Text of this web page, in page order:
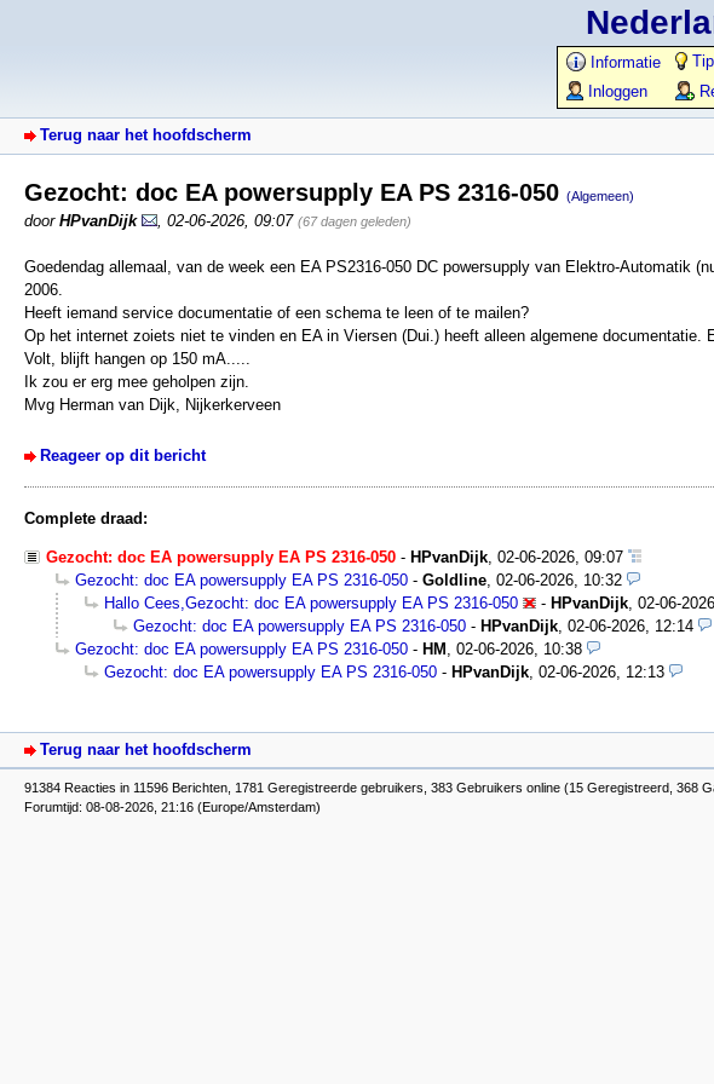
Informatie
Inloggen
Terug naar het hoofdscherm
Gezocht: doc EA powersupply EA PS 2316-050 (Algemeen)
door HPvanDijk 02-06-2026, 09:07 (67 dagen geleden)
Goedendag allemaal, van de week een EA PS2316-050 DC powersupply van Elektro-Automatik
2006.
Heeft iemand service documentatie of een schema te leen of te mailen?
Op het internet zoiets niet te vinden en EA in Viersen (Dui.) heeft alleen algemene documentatie.
Volt, blijft hangen op 150 mA.....
Ik zou er erg mee geholpen zijn.
Mvg Herman van Dijk, Nijkerkerveen
Reageer op dit bericht
Complete draad:
Gezocht: doc EA powersupply EA PS 2316-050 - HPvanDijk 02-06-2026, 09:07
Gezocht: doc EA powersupply EA PS 2316-050 - Goldline 02-06-2026, 10:32
Hallo Cees,Gezocht: doc EA powersupply EA PS 2316-050
- HPvanDijk 02-06-
Gezocht: doc EA powersupply EA PS 2316-050 - HPvanDijk 02-06-2026, 12:14
Gezocht: doc EA powersupply EA PS 2316-050 - HM
02-06-2026, 10:38
Gezocht: doc EA powersupply EA PS 2316-050 - HPvanDijk 02-06-2026, 12:13
Terug naar het hoofdscherm
91384 Reacties in 11596 Berichten, 1781 Geregistreerde gebruikers, 383 Gebruikers online (15 Geregistreerd, 368
Forumtijd: 08-08-2026, 21:16 (Europe/Amsterdam)